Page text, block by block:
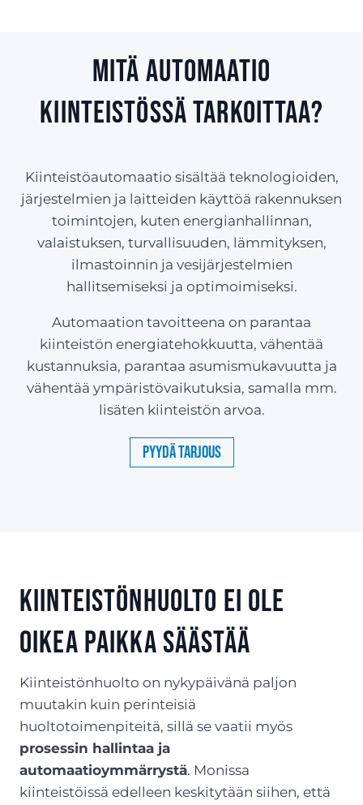
Mitä automaatio
kiinteistössä tarkoittaa?
Kiinteistöautomaatio sisältää teknologioiden,
järjestelmien ja laitteiden käyttöä rakennuksen
toimintojen, kuten energianhallinnan,
valaistuksen, turvallisuuden, lämmityksen,
ilmastoinnin ja vesijärjestelmien
hallitsemiseksi ja optimoimiseksi.
Automaation tavoitteena on parantaa
kiinteistön energiatehokkuutta, vähentää
kustannuksia, parantaa asumismukavuutta ja
vähentää ympäristövaikutuksia, samalla mm.
lisäten kiinteistön arvoa.
Pyydä tarjous
Kiinteistönhuolto ei ole
oikea paikka säästää
Kiinteistönhuolto on nykypäivänä paljon
muutakin kuin perinteisiä
huoltotoimenpiteitä, sillä se vaatii myös
prosessin hallintaa ja
automaatioymmärrystä. Monissa
kiinteistöissä edelleen keskitytään siihen, että